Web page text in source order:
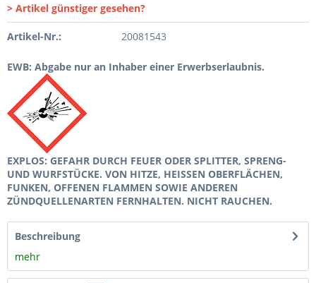
> Artikel günstiger gesehen?
Artikel-Nr.: 20081543
EWB: Abgabe nur an Inhaber einer Erwerbserlaubnis.
EXPLOS: GEFAHR DURCH FEUER ODER SPLITTER, SPRENG-
UND WURFSTÜCKE. VON HITZE, HEISSEN OBERFLÄCHEN,
FUNKEN, OFFENEN FLAMMEN SOWIE ANDEREN
ZÜNDQUELLENARTEN FERNHALTEN. NICHT RAUCHEN.
Beschreibung
mehr